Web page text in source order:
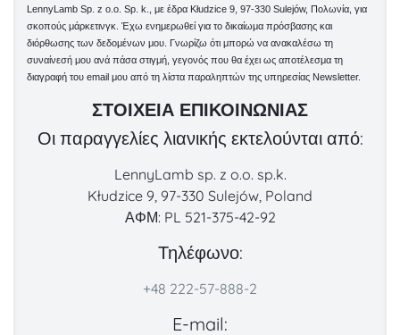
LennyLamb Sp. z o.o. Sp. k., με έδρα Kłudzice 9, 97-330 Sulejów, Πολωνία, για
σκοπούς μάρκετινγκ. Έχω ενημερωθεί για το δικαίωμα πρόσβασης και
διόρθωσης των δεδομένων μου. Γνωρίζω ότι μπορώ να ανακαλέσω τη
συναίνεσή μου ανά πάσα στιγμή, γεγονός που θα έχει ως αποτέλεσμα τη
διαγραφή του email μου από τη λίστα παραληπτών της υπηρεσίας Newsletter.
ΣΤΟΙΧΕΊΑ ΕΠΙΚΟΙΝΩΝΊΑΣ
Οι παραγγελίες λιανικής εκτελούνται από:
LennyLamb sp. z o.o. sp.k.
Kłudzice 9, 97-330 Sulejów, Poland
ΑΦΜ: PL 521-375-42-92
Τηλέφωνο:
+48 222-57-888-2
E-mail: